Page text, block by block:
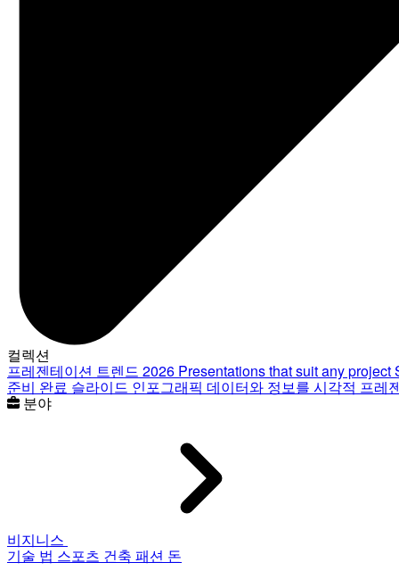
컬렉션
프레젠테이션 트렌드 2026 Presentations that suit any project
준비 완료 슬라이드 인포그래픽 데이터와 정보를 시각적 프레
분야
비지니스
기술 법 스포츠 건축 패션 돈